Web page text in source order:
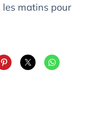
les matins pour